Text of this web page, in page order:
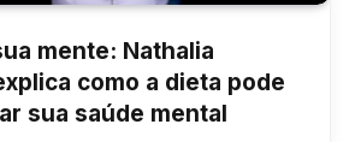
mente: Nathalia
como a dieta pode
sua saúde mental